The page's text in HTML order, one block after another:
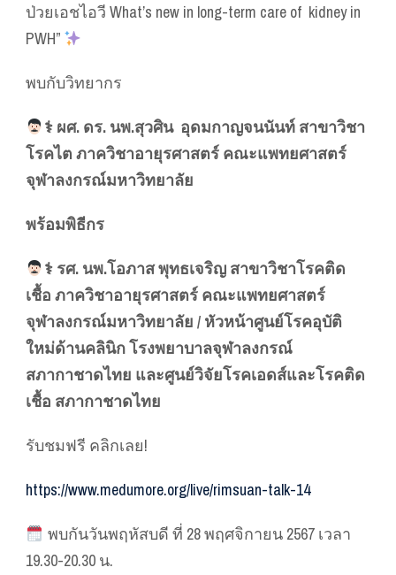
ป่วยเอชไอวี What’s new in long-term care of kidney in
PWH”
พบกับวิทยากร
‍⚕️ ผศ. ดร. นพ.สุวศิน อุดมกาญจนนันท์ สาขาวิชา
โรคไต ภาควิชาอายุรศาสตร์ คณะแพทยศาสตร์
จุฬาลงกรณ์มหาวิทยาลัย
พร้อมพิธีกร
‍⚕️ รศ. นพ.โอภาส พุทธเจริญ สาขาวิชาโรคติด
เชื้อ ภาควิชาอายุรศาสตร์ คณะแพทยศาสตร์
จุฬาลงกรณ์มหาวิทยาลัย / หัวหน้าศูนย์โรคอุบัติ
ใหม่ด้านคลินิก โรงพยาบาลจุฬาลงกรณ์
สภากาชาดไทย และศูนย์วิจัยโรคเอดส์และโรคติด
เชื้อ สภากาชาดไทย
รับชมฟรี คลิกเลย!
https://www.medumore.org/live/rimsuan-talk-14
️ พบกันวันพฤหัสบดี ที่ 28 พฤศจิกายน 2567 เวลา
19.30-20.30 น.